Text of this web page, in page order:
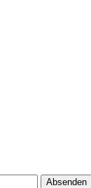
Absenden